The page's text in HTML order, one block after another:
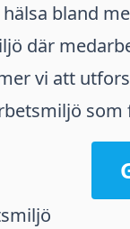
bland
där
vi att